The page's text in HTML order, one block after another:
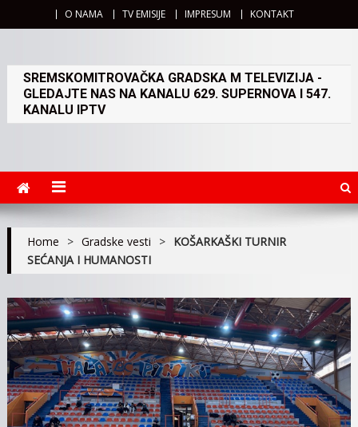
O NAMA TV EMISIJE IMPRESUM KONTAKT
SREMSKOMITROVAČKA GRADSKA M TELEVIZIJA -
GLEDAJTE NAS NA KANALU 629. SUPERNOVA I 547.
KANALU IPTV
Home > Gradske vesti > KOŠARKAŠKI TURNIR
SEĆANJA I HUMANOSTI